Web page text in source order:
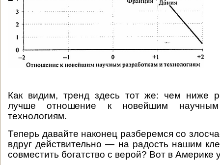
Как видим, тренд здесь тот же: чем ниже
лучше отношение к новейшим
технологиям.
Теперь давайте наконец разберемся со
вдруг действительно — на радость нашим
совместить богатство с верой? Вот в Америке